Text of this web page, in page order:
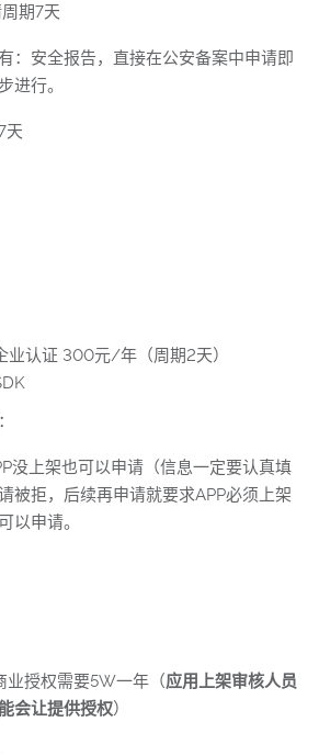
期7天
：安全报告，直接在公安备案中申请即
进行。
天
业认证 300元/年（周期2天）
没上架也可以申请（信息一定要认真填
被拒，后续再申请就要求APP必须上架
以申请。
业授权需要5W一年（应用上架审核人员
会让提供授权）